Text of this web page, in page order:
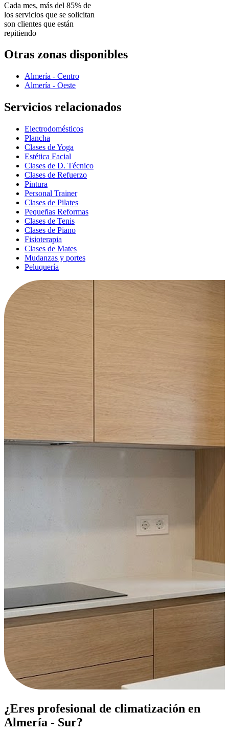
Cada mes, más del 85% de
los servicios que se solicitan
son clientes que están
repitiendo
Otras zonas disponibles
Almería - Centro
Almería - Oeste
Servicios relacionados
Electrodomésticos
Plancha
Clases de Yoga
Estética Facial
Clases de D. Técnico
Clases de Refuerzo
Pintura
Personal Trainer
Clases de Pilates
Pequeñas Reformas
Clases de Tenis
Clases de Piano
Fisioterapia
Clases de Mates
Mudanzas y portes
Peluquería
¿Eres profesional de climatización en
Almería - Sur?